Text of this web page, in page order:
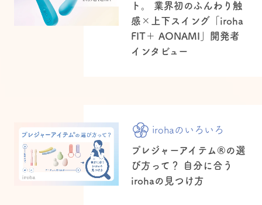
ト。 業界初のふんわり触
感×上下スイング「iroha
FIT＋ AONAMI」開発者
インタビュー
irohaのいろいろ
プレジャーアイテム®の選
び方って？ 自分に合う
irohaの見つけ方